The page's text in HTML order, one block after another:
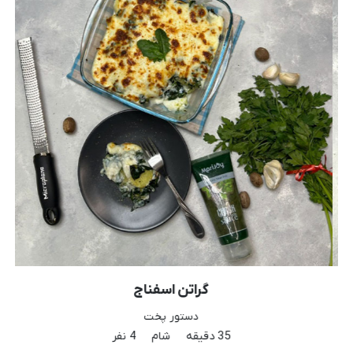
گراتن اسفناج
دستور پخت
35 دقیقه
شام 4 نفر